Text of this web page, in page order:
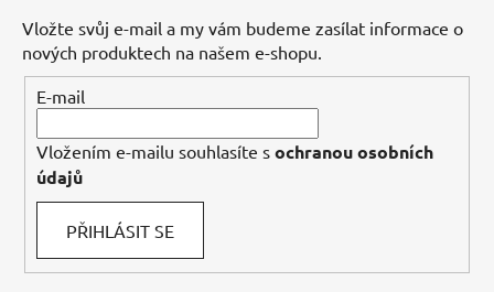
c
í
p
k
i
Vložte svůj e-mail a my vám budeme zasílat informace o
nových produktech na našem e-shopu.
E-mail
Vložením e-mailu souhlasíte s ochranou osobních
údajů
PŘIHLÁSIT SE